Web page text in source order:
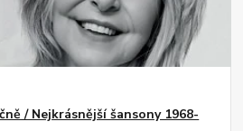
/ Nejkrásnější šansony 1968-